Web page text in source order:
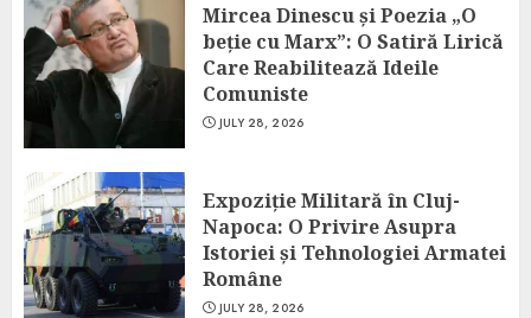
Mircea Dinescu și Poezia „O
beție cu Marx”: O Satiră Lirică
Care Reabilitează Ideile
Comuniste
JULY 28, 2026
Expoziție Militară în Cluj-
Napoca: O Privire Asupra
Istoriei și Tehnologiei Armatei
Române
JULY 28, 2026